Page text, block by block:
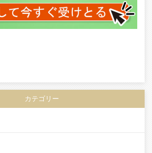
カテゴリー